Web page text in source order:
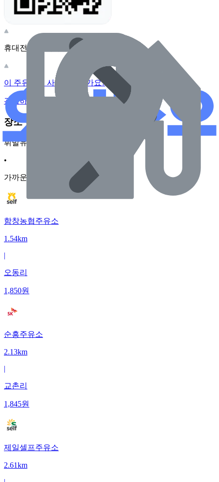
휴대전화 카메라로 찍어보세요
이 주유소의 사장님이신가요?
관리하기
장소 근처 주유소
휘발유
•
가까운순
함창농협주유소
1.54km
|
오동리
1,850원
순흥주유소
2.13km
|
교촌리
1,845원
제일셀프주유소
2.61km